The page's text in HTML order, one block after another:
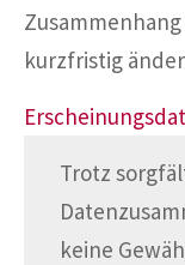
kurzfristig
Trotz
keine